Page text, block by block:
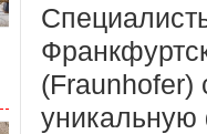
(Fraunhofer)